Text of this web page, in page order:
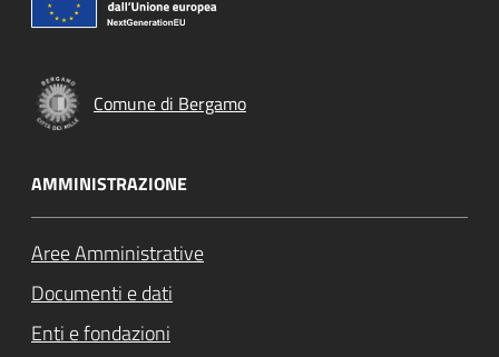
Comune di Bergamo
AMMINISTRAZIONE
Aree Amministrative
Documenti e dati
Enti e fondazioni